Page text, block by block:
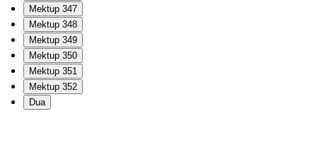
Mektup 347
Mektup 348
Mektup 349
Mektup 350
Mektup 351
Mektup 352
Dua